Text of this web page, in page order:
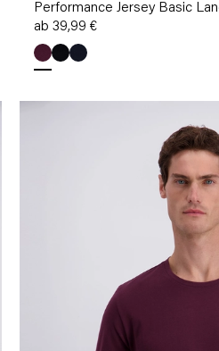
Performance Jersey Basic
ab 39,99 €